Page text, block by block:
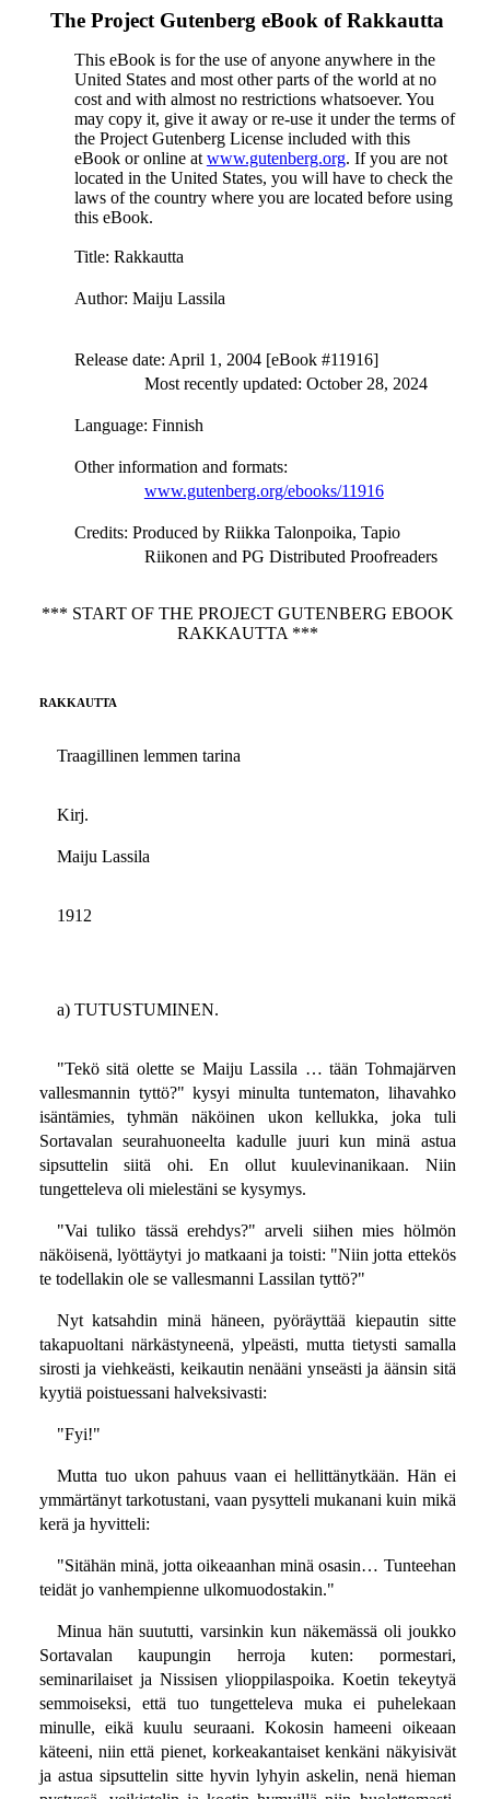
The Project Gutenberg eBook ofRakkautta
This eBook is for the use of anyone anywhere in the
United States and most other parts of the world at no
cost and with almost no restrictions whatsoever. You
may copy it, give it away or re-use it under the terms of
the Project Gutenberg License included with this
eBook or online at www.gutenberg.org. If you are not
located in the United States, you will have to check the
laws of the country where you are located before using
this eBook.
Title: Rakkautta
Author: Maiju Lassila
Release date: April 1, 2004 [eBook #11916]
Most recently updated: October 28, 2024
Language: Finnish
Other information and formats:
www.gutenberg.org/ebooks/11916
Credits: Produced by Riikka Talonpoika, Tapio
Riikonen and PG Distributed Proofreaders
*** START OF THE PROJECT GUTENBERG EBOOK
RAKKAUTTA ***
RAKKAUTTA
Traagillinen lemmen tarina
Kirj.
Maiju Lassila
1912
a) TUTUSTUMINEN.
"Tekö sitä olette se Maiju Lassila … tään Tohmajärven
vallesmannin tyttö?" kysyi minulta tuntematon, lihavahko
isäntämies, tyhmän näköinen ukon kellukka, joka tuli
Sortavalan seurahuoneelta kadulle juuri kun minä astua
sipsuttelin siitä ohi. En ollut kuulevinanikaan. Niin
tungetteleva oli mielestäni se kysymys.
"Vai tuliko tässä erehdys?" arveli siihen mies hölmön
näköisenä, lyöttäytyi jo matkaani ja toisti: "Niin jotta ettekös
te todellakin ole se vallesmanni Lassilan tyttö?"
Nyt katsahdin minä häneen, pyöräyttää kiepautin sitte
takapuoltani närkästyneenä, ylpeästi, mutta tietysti samalla
sirosti ja viehkeästi, keikautin nenääni ynseästi ja äänsin sitä
kyytiä poistuessani halveksivasti:
"Fyi!"
Mutta tuo ukon pahuus vaan ei hellittänytkään. Hän ei
ymmärtänyt tarkotustani, vaan pysytteli mukanani kuin mikä
kerä ja hyvitteli:
"Sitähän minä, jotta oikeaanhan minä osasin… Tunteehan
teidät jo vanhempienne ulkomuodostakin."
Minua hän suututti, varsinkin kun näkemässä oli joukko
Sortavalan kaupungin herroja kuten: pormestari,
seminarilaiset ja Nissisen ylioppilaspoika. Koetin tekeytyä
semmoiseksi, että tuo tungetteleva muka ei puhelekaan
minulle, eikä kuulu seuraani. Kokosin hameeni oikeaan
käteeni, niin että pienet, korkeakantaiset kenkäni näkyisivät
ja astua sipsuttelin sitte hyvin lyhyin askelin, nenä hieman